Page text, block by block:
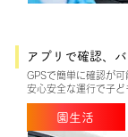
アプリで確認、
GPSで簡単に確認が可
安心安全な運行で子ど
園生活